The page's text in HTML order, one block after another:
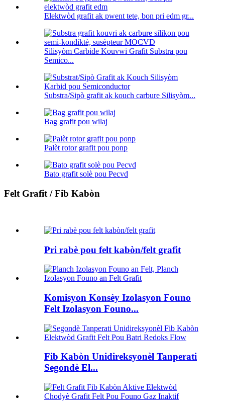
Elektwòd grafit ak pwent tete, bon pri edm gr...
Silisyòm Carbide Kouvwi Grafit Substra pou
Semico...
Substra/Sipò grafit ak kouch carbure Silisyòm...
Bag grafit pou wilaj
Palèt rotor grafit pou ponp
Bato grafit solè pou Pecvd
Felt Grafit / Fib Kabòn
Pri rabè pou felt kabòn/felt grafit
Komisyon Konsèy Izolasyon Founo
Felt Izolasyon Founo...
Fib Kabòn Unidireksyonèl Tanperati
Segondè El...